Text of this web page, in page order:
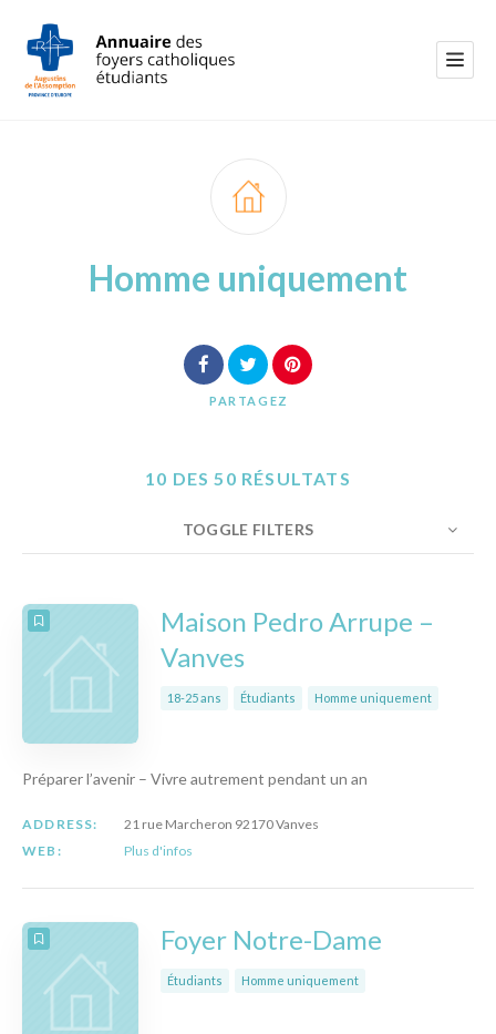
Homme uniquement
PARTAGEZ
10 DES 50 RÉSULTATS
TOGGLE FILTERS
NOMBRE 10
Maison Pedro Arrupe –
Vanves
18-25 ans Étudiants Homme uniquement
Préparer l’avenir – Vivre autrement pendant un an
ADDRESS:
21 rue Marcheron 92170 Vanves
WEB:
Plus d'infos
Foyer Notre-Dame
Étudiants Homme uniquement